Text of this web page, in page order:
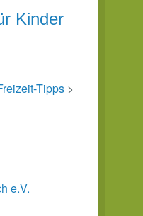
Kinder
Tipps >
e.V.